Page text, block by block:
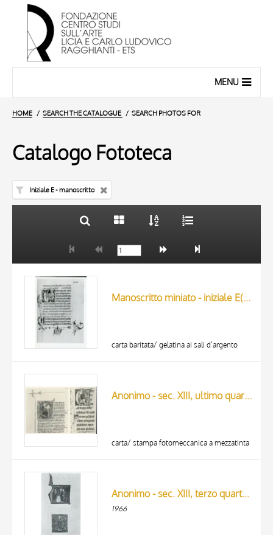
MENU
HOME SEARCH THE CATALOGUE SEARCH PHOTOS FOR
Catalogo Fototeca
Iniziale E - manoscritto
AUTHOR
MATERIAL AND TECHNIQUEManoscritto miniato - iniziale E(piscoum)
carta baritata/ gelatina ai sali d’argento
Anonimo - sec. XIII, ultimo quarto - Salterio con glossa di Pietro Lombardo, due iniziali miniate
carta/ stampa fotomeccanica a mezzatinta
Anonimo - sec. XIII, terzo quarto - Iniziali da un corale inglese
1966